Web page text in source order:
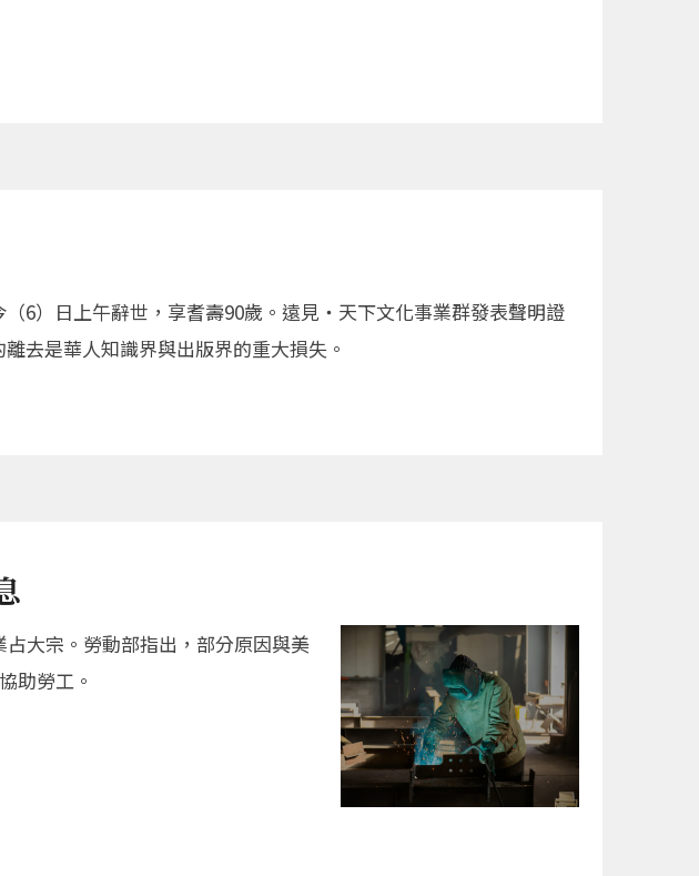
6）日上午辭世，享耆壽90歲。遠見‧天下文化事業群發表聲明證
去是華人知識界與出版界的重大損失。
大宗。勞動部指出，部分原因與美
助勞工。